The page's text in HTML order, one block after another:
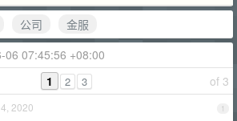
公司
金服
06 07:45:56 +08:00
of 3
1 2 3
1
2020